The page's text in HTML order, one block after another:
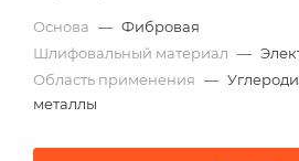
Основа — Фибровая
Шлифовальный материал —
Область применения —
металлы